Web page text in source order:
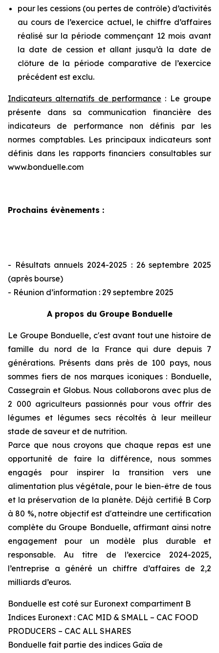
pour les cessions (ou pertes de contrôle) d’activités
au cours de l’exercice actuel, le chiffre d’affaires
réalisé sur la période commençant 12 mois avant
la date de cession et allant jusqu’à la date de
clôture de la période comparative de l’exercice
précédent est exclu.
Indicateurs alternatifs de performance : Le groupe
présente dans sa communication financière des
indicateurs de performance non définis par les
normes comptables. Les principaux indicateurs sont
définis dans les rapports financiers consultables sur
www.bonduelle.com
Prochains évènements :
- Résultats annuels 2024-2025 : 26 septembre 2025
(après bourse)
- Réunion d’information : 29 septembre 2025
A propos du Groupe Bonduelle
Le Groupe Bonduelle, c'est avant tout une histoire de
famille du nord de la France qui dure depuis 7
générations. Présents dans près de 100 pays, nous
sommes fiers de nos marques iconiques : Bonduelle,
Cassegrain et Globus. Nous collaborons avec plus de
2 000 agriculteurs passionnés pour vous offrir des
légumes et légumes secs récoltés à leur meilleur
stade de saveur et de nutrition.
Parce que nous croyons que chaque repas est une
opportunité de faire la différence, nous sommes
engagés pour inspirer la transition vers une
alimentation plus végétale, pour le bien-être de tous
et la préservation de la planète. Déjà certifié B Corp
à 80 %, notre objectif est d'atteindre une certification
complète du Groupe Bonduelle, affirmant ainsi notre
engagement pour un modèle plus durable et
responsable. Au titre de l’exercice 2024-2025,
l’entreprise a généré un chiffre d’affaires de 2,2
milliards d’euros.
Bonduelle est coté sur Euronext compartiment B
Indices Euronext : CAC MID & SMALL – CAC FOOD
PRODUCERS – CAC ALL SHARES
Bonduelle fait partie des indices Gaïa de